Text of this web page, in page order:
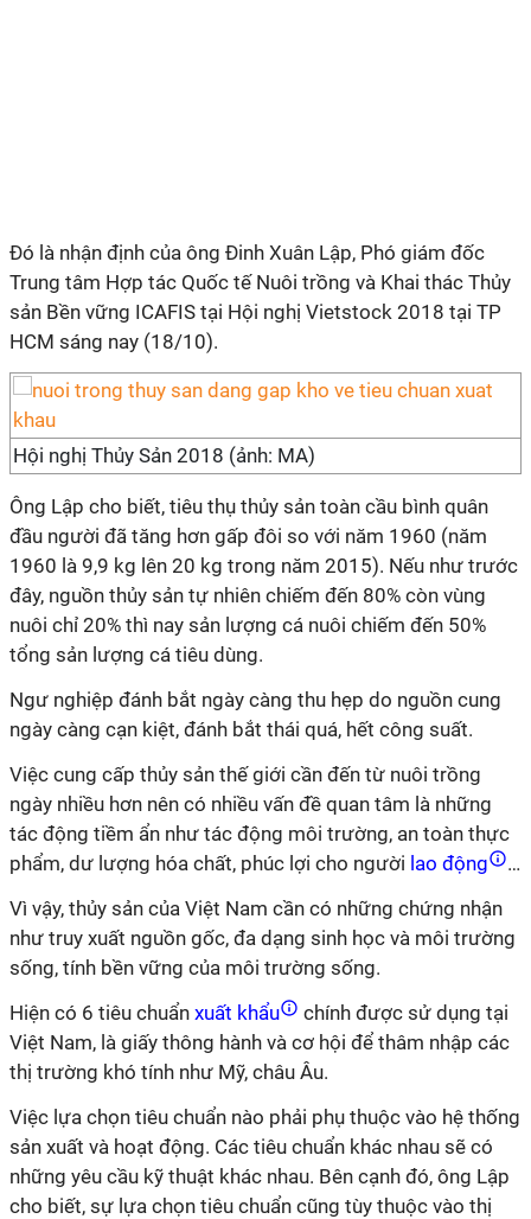
Đó là nhận định của ông Đinh Xuân Lập, Phó giám đốc
Trung tâm Hợp tác Quốc tế Nuôi trồng và Khai thác Thủy
sản Bền vững ICAFIS tại Hội nghị Vietstock 2018 tại TP
HCM sáng nay (18/10).
Hội nghị Thủy Sản 2018 (ảnh: MA)
Ông Lập cho biết, tiêu thụ thủy sản toàn cầu bình quân
đầu người đã tăng hơn gấp đôi so với năm 1960 (năm
1960 là 9,9 kg lên 20 kg trong năm 2015). Nếu như trước
đây, nguồn thủy sản tự nhiên chiếm đến 80% còn vùng
nuôi chỉ 20% thì nay sản lượng cá nuôi chiếm đến 50%
tổng sản lượng cá tiêu dùng.
Ngư nghiệp đánh bắt ngày càng thu hẹp do nguồn cung
ngày càng cạn kiệt, đánh bắt thái quá, hết công suất.
Việc cung cấp thủy sản thế giới cần đến từ nuôi trồng
ngày nhiều hơn nên có nhiều vấn đề quan tâm là những
tác động tiềm ẩn như tác động môi trường, an toàn thực
phẩm, dư lượng hóa chất, phúc lợi cho người lao động
…
Vì vậy, thủy sản của Việt Nam cần có những chứng nhận
như truy xuất nguồn gốc, đa dạng sinh học và môi trường
sống, tính bền vững của môi trường sống.
Hiện có 6 tiêu chuẩn xuất khẩu
chính được sử dụng tại
Việt Nam, là giấy thông hành và cơ hội để thâm nhập các
thị trường khó tính như Mỹ, châu Âu.
Việc lựa chọn tiêu chuẩn nào phải phụ thuộc vào hệ thống
sản xuất và hoạt động. Các tiêu chuẩn khác nhau sẽ có
những yêu cầu kỹ thuật khác nhau. Bên cạnh đó, ông Lập
cho biết, sự lựa chọn tiêu chuẩn cũng tùy thuộc vào thị